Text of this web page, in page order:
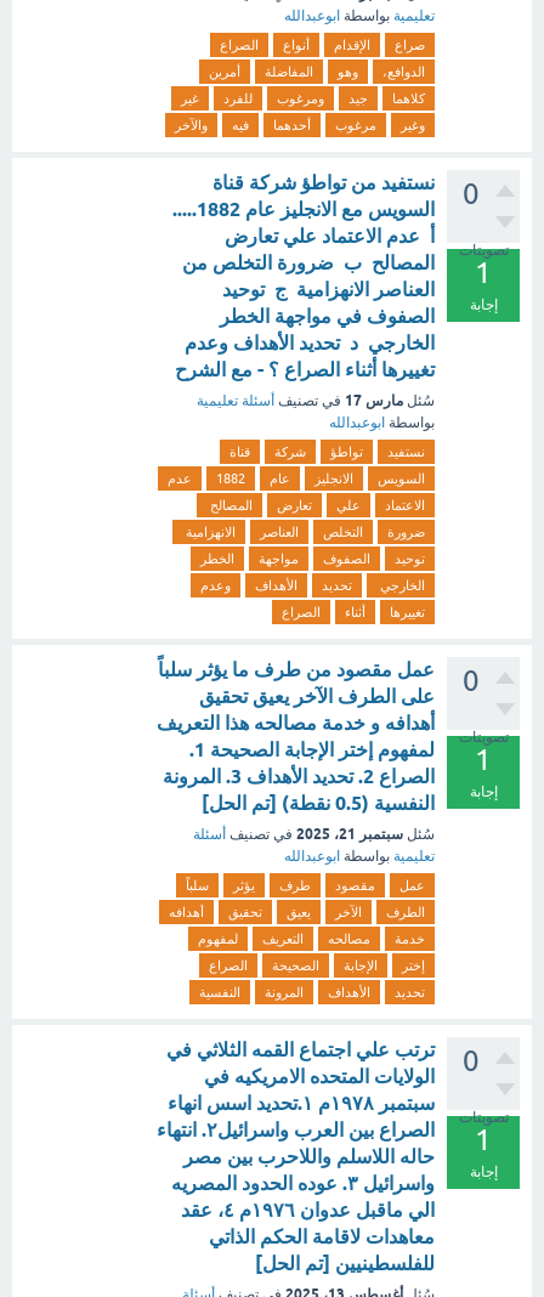
تعليمية بواسطة ابوعبدالله
صراع الإقدام أنواع
الصراع
الدوافع،
وهو المفاضلة
أمرين
كلاهما
جيد ومرغوب للفرد
غير
وغير
مرغوب أحدهما فيه والآخر
0
تصويتات
1
إجابة
نستفيد من تواطؤ شركة قناة
السويس مع الانجليز عام 1882.....
أ عدم الاعتماد علي تعارض
المصالح ب ضرورة التخلص من
العناصر الانهزامية ج توحيد
الصفوف في مواجهة الخطر
الخارجي د تحديد الأهداف وعدم
تغييرها أثناء الصراع ؟ - مع الشرح
سُئل مارس 17 في تصنيف أسئلة تعليمية
بواسطة ابوعبدالله
نستفيد تواطؤ شركة
قناة
السويس
الانجليز عام 1882
عدم
الاعتماد
علي تعارض
المصالح
ضرورة
التخلص العناصر
الانهزامية
توحيد
الصفوف مواجهة
الخطر
الخارجي
تحديد الأهداف
وعدم
تغييرها
أثناء الصراع
0
تصويتات
1
إجابة
عمل مقصود من طرف ما يؤثر سلباً
على الطرف الآخر يعيق تحقيق
أهدافه و خدمة مصالحه هذا التعريف
لمفهوم إختر الإجابة الصحيحة 1.
الصراع 2. تحديد الأهداف 3. المرونة
النفسية (0.5 نقطة) [تم الحل]
سُئل سبتمبر 21، 2025 في تصنيف أسئلة
تعليمية بواسطة ابوعبدالله
عمل مقصود طرف يؤثر
سلباً
الطرف
الآخر يعيق تحقيق
أهدافه
خدمة
مصالحه التعريف
لمفهوم
إختر
الإجابة الصحيحة
الصراع
تحديد
الأهداف المرونة النفسية
0
تصويتات
1
إجابة
ترتب علي اجتماع القمه الثلاثي في
الولايات المتحده الامريكيه في
سبتمبر ١٩٧٨م ١.تحديد اسس انهاء
الصراع بين العرب واسرائيل٢. انتهاء
حاله اللاسلم واللاحرب بين مصر
واسرائيل ٣. عوده الحدود المصريه
الي ماقبل عدوان ١٩٧٦م ٤، عقد
معاهدات لاقامة الحكم الذاتي
للفلسطينيين [تم الحل]